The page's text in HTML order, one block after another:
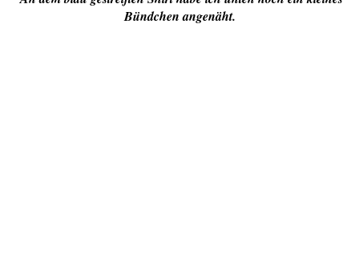
Bündchen angenäht.